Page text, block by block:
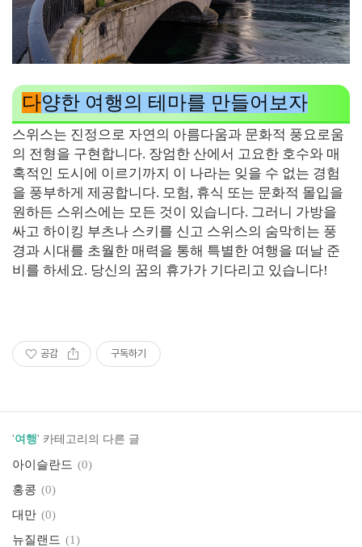
다양한 여행의 테마를 만들어보자
스위스는 진정으로 자연의 아름다움과 문화적 풍요로움
의 전형을 구현합니다. 장엄한 산에서 고요한 호수와 매
혹적인 도시에 이르기까지 이 나라는 잊을 수 없는 경험
을 풍부하게 제공합니다. 모험, 휴식 또는 문화적 몰입을
원하든 스위스에는 모든 것이 있습니다. 그러니 가방을
싸고 하이킹 부츠나 스키를 신고 스위스의 숨막히는 풍
경과 시대를 초월한 매력을 통해 특별한 여행을 떠날 준
비를 하세요. 당신의 꿈의 휴가가 기다리고 있습니다!
공감 구독하기
'여행' 카테고리의 다른 글
아이슬란드 (0)
홍콩 (0)
대만 (0)
뉴질랜드 (1)